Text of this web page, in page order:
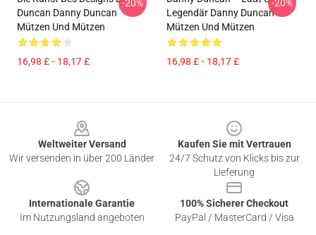
Duncan Danny Duncan
Mützen Und Mützen
16,98 £ - 18,17 £
-20%
Legendär Danny Duncan
Mützen Und Mützen
16,98 £ - 18,17 £
-20%
Weltweiter Versand
Wir versenden in über 200 Länder
Kaufen Sie mit Vertrauen
24/7 Schutz von Klicks bis zur
Lieferung
Internationale Garantie
Im Nutzungsland angeboten
100% Sicherer Checkout
PayPal / MasterCard / Visa